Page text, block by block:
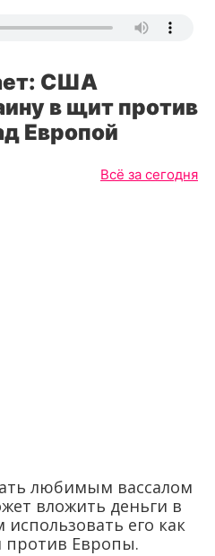
США
в щит против
Европой
Всё за сегодня
любимым вассалом
вложить деньги в
его как
против Европы.